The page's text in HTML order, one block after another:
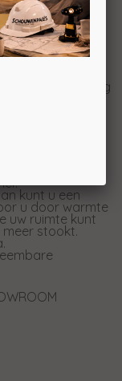
ruime keuze
en extra hoog
en
genieten dus!
lage
zwarte
kunt u een
u door warmte
uw ruimte kunt
meer stookt.